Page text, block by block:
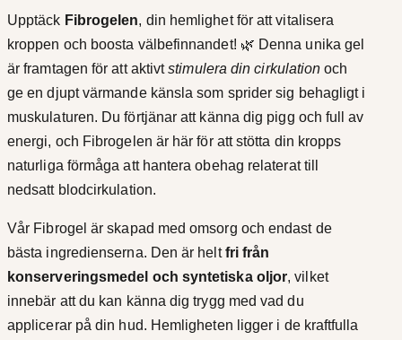
m
ä
n
g
d
Upptäck Fibrogelen, din hemlighet för att vitalisera
kroppen och boosta välbefinnandet! 🌿 Denna unika gel
är framtagen för att aktivtstimulera din cirkulation och
ge en djupt värmande känsla som sprider sig behagligt i
muskulaturen. Du förtjänar att känna dig pigg och full av
energi, och Fibrogelen är här för att stötta din kropps
naturliga förmåga att hantera obehag relaterat till
nedsatt blodcirkulation.
Vår Fibrogel är skapad med omsorg och endast de
bästa ingredienserna. Den är heltfri från
konserveringsmedel och syntetiska oljor, vilket
innebär att du kan känna dig trygg med vad du
applicerar på din hud. Hemligheten ligger i de kraftfulla